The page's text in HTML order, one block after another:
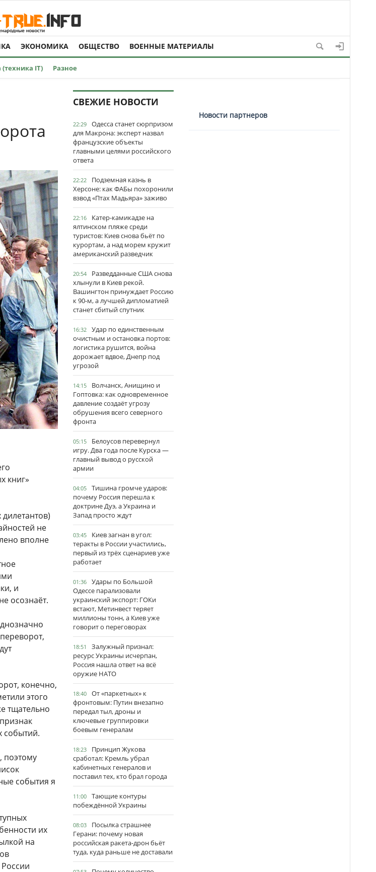
ЭКОНОМИКА ОБЩЕСТВО ВОЕННЫЕ МАТЕРИАЛЫ
(техника IT) Разное
книг»
не
вполне
и
осознаёт.
конечно,
этого
тщательно
событий.
поэтому
события я
их
на
СВЕЖИЕ НОВОСТИ
22:29
Одесса станет сюрпризом
для Макрона: эксперт назвал
французские объекты
главными целями российского
ответа
22:22
Подземная казнь в
Херсоне: как ФАБы похоронили
взвод «Птах Мадьяра» заживо
22:16
Катер-камикадзе на
ялтинском пляже среди
туристов: Киев снова бьёт по
курортам, а над морем кружит
американский разведчик
20:54
Разведданные США снова
хлынули в Киев рекой.
Вашингтон принуждает Россию
к 90-м, а лучшей дипломатией
станет сбитый спутник
16:32
Удар по единственным
очистным и остановка портов:
логистика рушится, война
дорожает вдвое, Днепр под
угрозой
14:15
Волчанск, Анищино и
Гоптовка: как одновременное
давление создаёт угрозу
обрушения всего северного
фронта
05:15
Белоусов перевернул
игру. Два года после Курска —
главный вывод о русской
армии
04:05
Тишина громче ударов:
почему Россия перешла к
доктрине Дуэ, а Украина и
Запад просто ждут
03:45
Киев загнан в угол:
теракты в России участились,
первый из трёх сценариев уже
работает
01:36
Удары по Большой
Одессе парализовали
украинский экспорт: ГОКи
встают, Метинвест теряет
миллионы тонн, а Киев уже
говорит о переговорах
18:51
Залужный признал:
ресурс Украины исчерпан,
Россия нашла ответ на всё
оружие НАТО
18:40
От «паркетных» к
фронтовым: Путин внезапно
передал тыл, дроны и
ключевые группировки
боевым генералам
18:23
Принцип Жукова
сработал: Кремль убрал
кабинетных генералов и
поставил тех, кто брал города
11:00
Тающие контуры
побеждённой Украины
08:03
Посылка страшнее
Герани: почему новая
российская ракета-дрон бьёт
туда, куда раньше не доставали
Новости партнеров